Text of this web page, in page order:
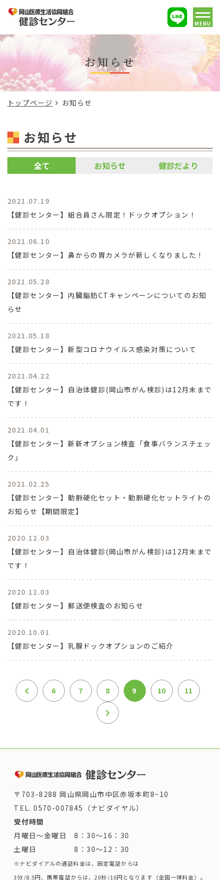
MENU
お知らせ
トップページ お知らせ
お知らせ
全て お知らせ 健診だより
2021.07.19
【健診センター】組合員さん限定！ドックオプション！
2021.06.10
【健診センター】鼻からの胃カメラが新しくなりました！
2021.05.28
【健診センター】内臓脂肪CTキャンペーンについてのお知
らせ
2021.05.18
【健診センター】新型コロナウイルス感染対策について
2021.04.22
【健診センター】自治体健診(岡山市がん検診)は12月末まで
です！
2021.04.01
【健診センター】新新オプション検査「食事バランスチェッ
ク」
2021.02.25
【健診センター】動脈硬化セット・動脈硬化セットライトの
お知らせ【期間限定】
2020.12.03
【健診センター】自治体健診(岡山市がん検診)は12月末まで
です！
2020.12.03
【健診センター】郵送便検査のお知らせ
2020.10.01
【健診センター】乳腺ドックオプションのご紹介
6 7 8 9 10 11
〒703-8288 岡山県岡山市中区赤坂本町8−10
TEL.0570-007845（ナビダイヤル）
受付時間
月曜日～金曜日 8：30～16：30
土曜日 8：30～12：30
※ナビダイアルの通話料金は、固定電話からは
3分/8.5円、携帯電話からは、20秒/10円となります（全国一律料金）。